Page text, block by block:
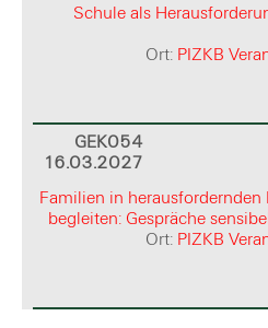
Schule als
Ort: PIZKB
GEK054
16.03.2027
Familien in
begleiten: Gespräche
Ort: PIZKB